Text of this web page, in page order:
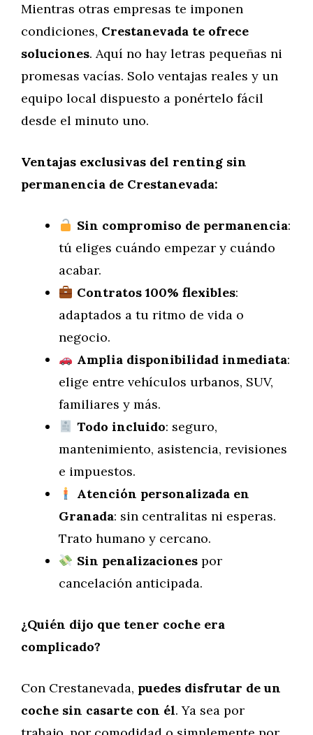
Mientras otras empresas te imponen
condiciones, Crestanevada te ofrece
soluciones. Aquí no hay letras pequeñas ni
promesas vacías. Solo ventajas reales y un
equipo local dispuesto a ponértelo fácil
desde el minuto uno.
Ventajas exclusivas del renting sin
permanencia de Crestanevada:
Sin compromiso de permanencia:
tú eliges cuándo empezar y cuándo
acabar.
Contratos 100% flexibles:
adaptados a tu ritmo de vida o
negocio.
Amplia disponibilidad inmediata:
elige entre vehículos urbanos, SUV,
familiares y más.
Todo incluido: seguro,
mantenimiento, asistencia, revisiones
e impuestos.
Atención personalizada en
Granada: sin centralitas ni esperas.
Trato humano y cercano.
Sin penalizacionespor
cancelación anticipada.
¿Quién dijo que tener coche era
complicado?
Con Crestanevada, puedes disfrutar de un
coche sin casarte con él. Ya sea por